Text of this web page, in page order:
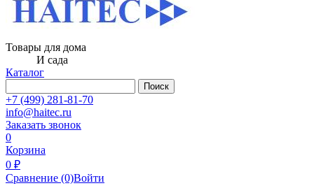
Товары для дома
И сада
Каталог
Поиск
+7 (499) 281-81-70
info@haitec.ru
Заказать звонок
0
Корзина
0 ₽
Сравнение (0)Войти